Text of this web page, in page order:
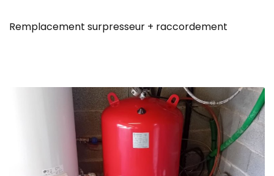
Remplacement surpresseur + raccordement